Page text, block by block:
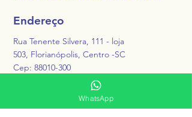
Endereço
Rua Tenente Silvera, 111 - loja
503, Florianópolis, Centro -SC
Cep: 88010-300
Dentro do edifício Parthenon II
WhatsApp